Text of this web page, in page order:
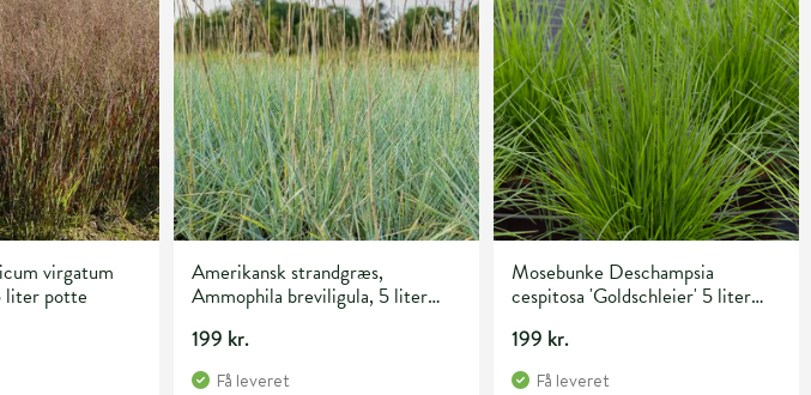
virgatum
liter potte
Amerikansk strandgræs,
Ammophila breviligula, 5 liter
199 kr.
Få leveret
Mosebunke Deschampsia
cespitosa 'Goldschleier' 5 liter
199 kr.
Få leveret